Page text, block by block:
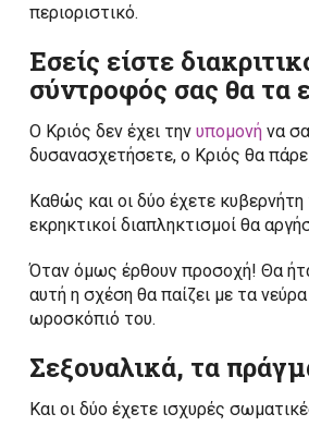
περιοριστικό.
Εσείς είστε
σύντροφός σας θα τα
Ο Κριός δεν έχει την υπομονή να
δυσανασχετήσετε, ο Κριός θα
Καθώς και οι δύο έχετε κυβερνήτη
εκρηκτικοί διαπληκτισμοί θα
Όταν όμως έρθουν προσοχή! Θα
αυτή η σχέση θα παίζει με τα
ωροσκόπιό του.
Σεξουαλικά, τα
Και οι δύο έχετε ισχυρές